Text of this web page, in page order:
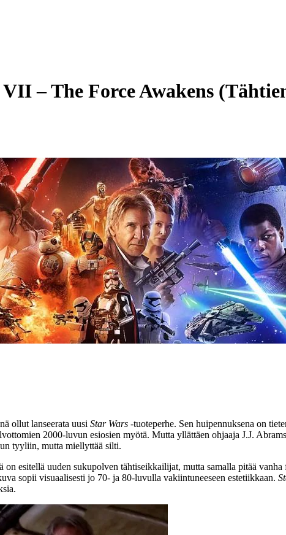
– The Force Awakens
ollut lanseerata uusi Star Wars ‑tuoteperhe. Sen huipennuksena on
2000‑luvun esiosien myötä. Mutta yllättäen ohjaaja J.J. Abrams
tyyliin, mutta miellyttää silti.
on esitellä uuden sukupolven tähtiseikkailijat, mutta samalla pitää
sopii visuaalisesti jo 70‑ ja 80‑luvulla vakiintuneeseen estetiikkaan.